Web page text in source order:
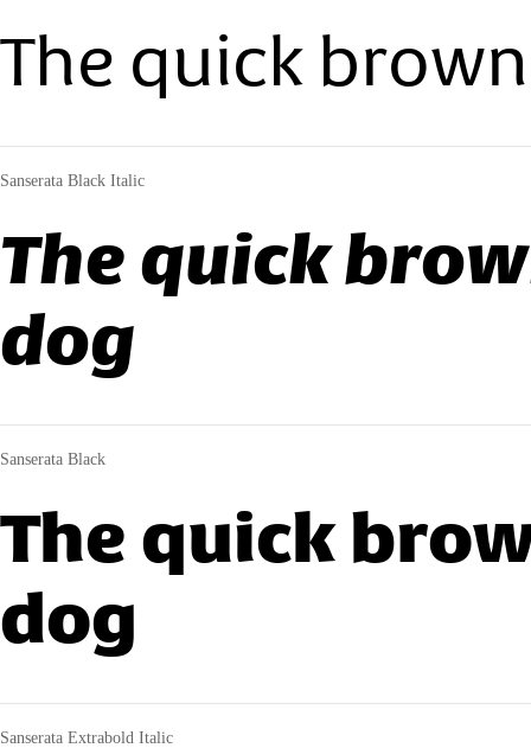
The quick
Sanserata Black Italic
The quick
dog
Sanserata Black
The quick
dog
Sanserata Extrabold Italic